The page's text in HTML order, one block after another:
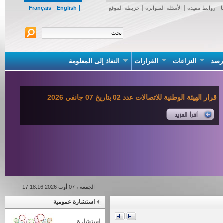
Français English روابط مفيدة الأسئلة المتواترة خريطة الموقع
النزاعات القرارات النفاذ إلى المعلومة
قرار الهيئة الوطنية للاتصالات عدد 02 بتاريخ 07 جانفي 2026
الجمعة ، 07 أوت 2026 17:18:16
استشارة عمومية
استشارة